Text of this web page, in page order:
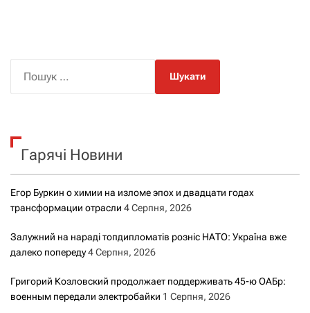
к
Гарячі Новини
Егор Буркин о химии на изломе эпох и двадцати годах
трансформации отрасли 4 Серпня, 2026
Залужний на нараді топдипломатів розніс НАТО: Україна вже
далеко попереду4 Серпня, 2026
Григорий Козловский продолжает поддерживать 45-ю ОАБр:
военным передали электробайки 1 Серпня, 2026